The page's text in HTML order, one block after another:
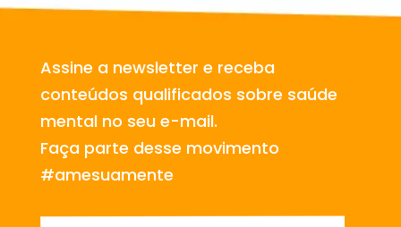
Assine a newsletter e receba
conteúdos qualificados sobre saúde
mental no seu e-mail.
Faça parte desse movimento
#amesuamente